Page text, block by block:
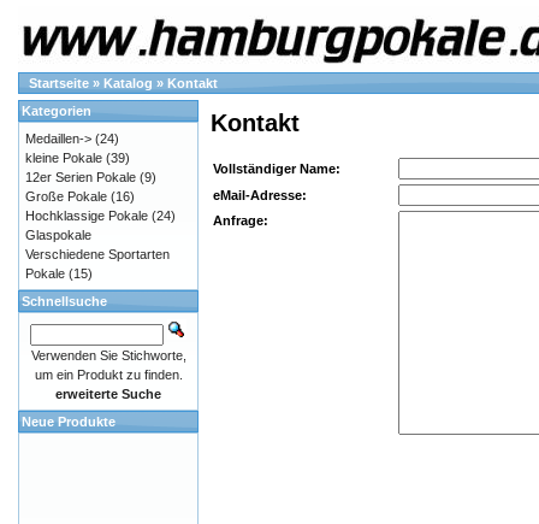
Startseite » Katalog » Kontakt
Kontakt
Vollständiger Name:
eMail-Adresse:
Anfrage:
Kategorien
Medaillen-> (24)
kleine Pokale (39)
12er Serien Pokale (9)
Große Pokale (16)
Hochklassige Pokale (24)
Glaspokale
Verschiedene Sportarten
Pokale (15)
Schnellsuche
Verwenden Sie Stichworte,
um ein Produkt zu finden.
erweiterte Suche
Neue Produkte